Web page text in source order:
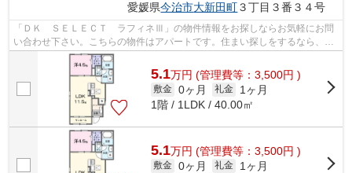
愛媛県今治市大新田町３丁目３番３４号
「ＤＫ ＳＥＬＥＣＴ ラフィネⅢ」の物件情報をお探しならお気軽にお問
い合わせ下さい。こちらの物件はアパートです。住まい探しをするなら、ぜ
ひ当社にお任せ下さい。当社は豊富な賃...
5.1万円 (管理費等：3,500円 )
敷金 0ヶ月 礼金
1ヶ月
1階 / 1LDK / 40.00㎡
5.1万円 (管理費等：3,500円 )
敷金 0ヶ月 礼金
1ヶ月